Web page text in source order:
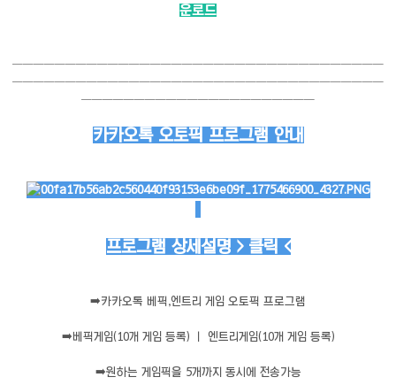
운로드
───────────────────────────────────
───────────────────────────────────
──────────────────────
카카오톡 오토픽 프로그램 안내
프로그램 상세설명 > 클릭 <
➡️카카오톡 베픽,엔트리 게임 오토픽 프로그램
➡️ 베픽게임(10개 게임 등록) ㅣ 엔트리게임(10개 게임 등록)
➡️원하는 게임픽을 5개까지 동시에 전송가능